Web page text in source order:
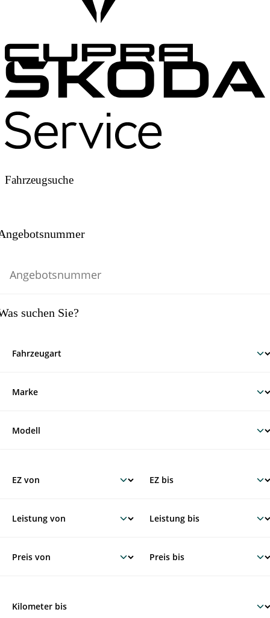
Fahrzeugsuche
suchen Sie?